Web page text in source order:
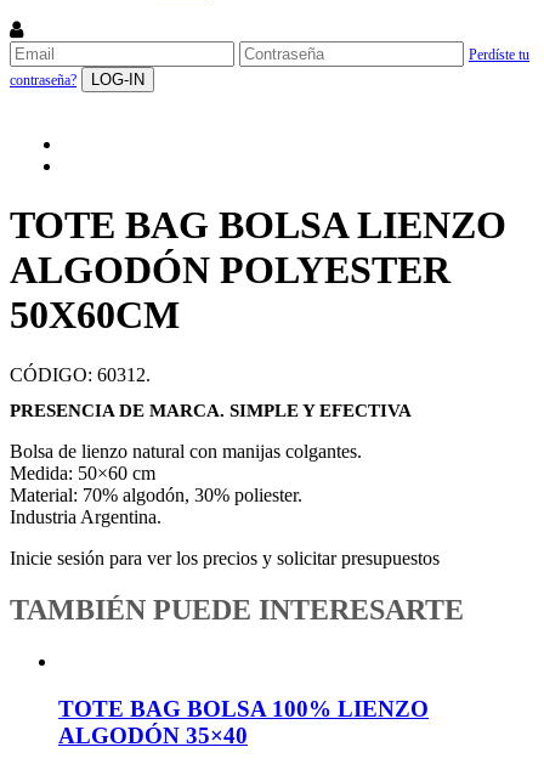
Perdíste tu
contraseña?
LOG-IN
TOTE BAG BOLSA LIENZO
ALGODÓN POLYESTER
50X60CM
CÓDIGO: 60312.
PRESENCIA DE MARCA. SIMPLE Y EFECTIVA
Bolsa de lienzo natural con manijas colgantes.
Medida: 50×60 cm
Material: 70% algodón, 30% poliester.
Industria Argentina.
Inicie sesión para ver los precios y solicitar presupuestos
TAMBIÉN PUEDE INTERESARTE
TOTE BAG BOLSA 100% LIENZO
ALGODÓN 35×40